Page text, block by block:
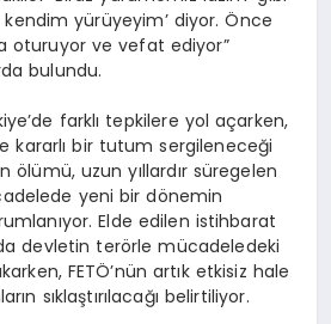
yürüyeyim’ diyor. Önce
oturuyor ve vefat ediyor”
bulundu.
farklı tepkilere yol açarken,
kararlı bir tutum sergileneceği
ölümü, uzun yıllardır süregelen
yeni bir dönemin
Elde edilen istihbarat
devletin terörle mücadeledeki
FETÖ’nün artık etkisiz hale
sıklaştırılacağı belirtiliyor.